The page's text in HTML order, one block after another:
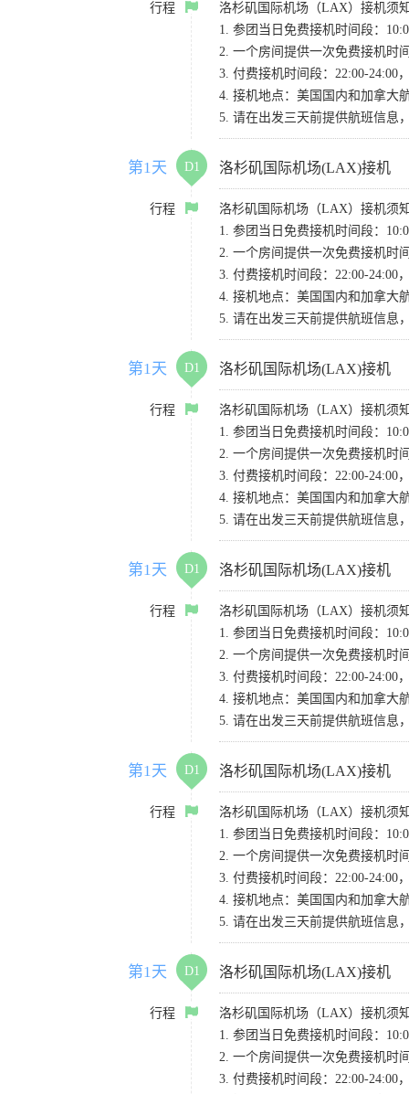
行程
洛杉矶国际机场（LAX）接机须
1. 参团当日免费接机时间段：
2. 一个房间提供一次免费接机时
3. 付费接机时间段：22:00-24:00
4. 接机地点：美国国内和加拿大
5. 请在出发三天前提供航班信息
第1天 D1 洛杉矶国际机场(LAX)接机
行程
洛杉矶国际机场（LAX）接机须
1. 参团当日免费接机时间段：
2. 一个房间提供一次免费接机时
3. 付费接机时间段：22:00-24:00
4. 接机地点：美国国内和加拿大
5. 请在出发三天前提供航班信息
第1天 D1 洛杉矶国际机场(LAX)接机
行程
洛杉矶国际机场（LAX）接机须
1. 参团当日免费接机时间段：
2. 一个房间提供一次免费接机时
3. 付费接机时间段：22:00-24:00
4. 接机地点：美国国内和加拿大
5. 请在出发三天前提供航班信息
第1天 D1 洛杉矶国际机场(LAX)接机
行程
洛杉矶国际机场（LAX）接机须
1. 参团当日免费接机时间段：
2. 一个房间提供一次免费接机时
3. 付费接机时间段：22:00-24:00
4. 接机地点：美国国内和加拿大
5. 请在出发三天前提供航班信息
第1天 D1 洛杉矶国际机场(LAX)接机
行程
洛杉矶国际机场（LAX）接机须
1. 参团当日免费接机时间段：
2. 一个房间提供一次免费接机时
3. 付费接机时间段：22:00-24:00
4. 接机地点：美国国内和加拿大
5. 请在出发三天前提供航班信息
第1天 D1 洛杉矶国际机场(LAX)接机
行程
洛杉矶国际机场（LAX）接机须
1. 参团当日免费接机时间段：
2. 一个房间提供一次免费接机时
3. 付费接机时间段：22:00-24:00